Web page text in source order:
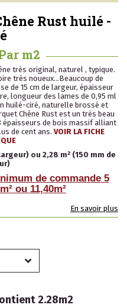
Rust huilé -
m2
très original, naturel , typique.
très noueux…Beaucoup de
de 15 cm de largeur, épaisseur
longueur des lames de 0,95 ml
huilé-ciré, naturelle brossé et
Chêne Rust est un très beau
épaisseurs de bois massif alliant
de cent ans. VOIR LA FICHE
ou 2,28 m² (150 mm de
de commande 5
ou 11,40m²
En savoir plus
2.28m2